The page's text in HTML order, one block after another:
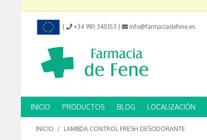
+34 981 340153 info@farmaciadefene.es
INICIO PRODUCTOS BLOG LOCALIZACIÓN
INICIO / LAMBDA CONTROL FRESH DESODORANTE